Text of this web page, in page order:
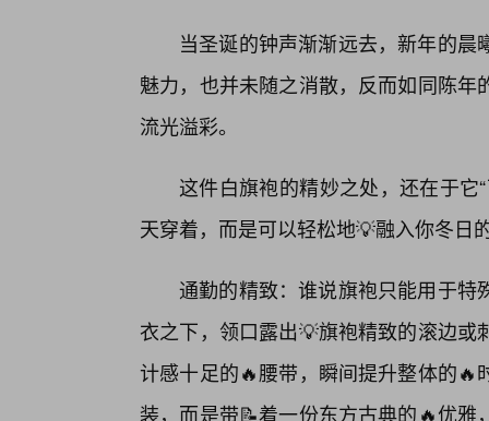
当圣诞的钟声渐渐远去，新年的
魅力，也并未随之消散，反而如同陈
流光溢彩。
这件白旗袍的精妙之处，还在于它
天穿着，而是可以轻松地💡融入你冬日
通勤的精致：谁说旗袍只能用于特
衣之下，领口露出💡旗袍精致的滚边
计感十足的🔥腰带，瞬间提升整体的
装，而是带📝着一份东方古典的🔥优